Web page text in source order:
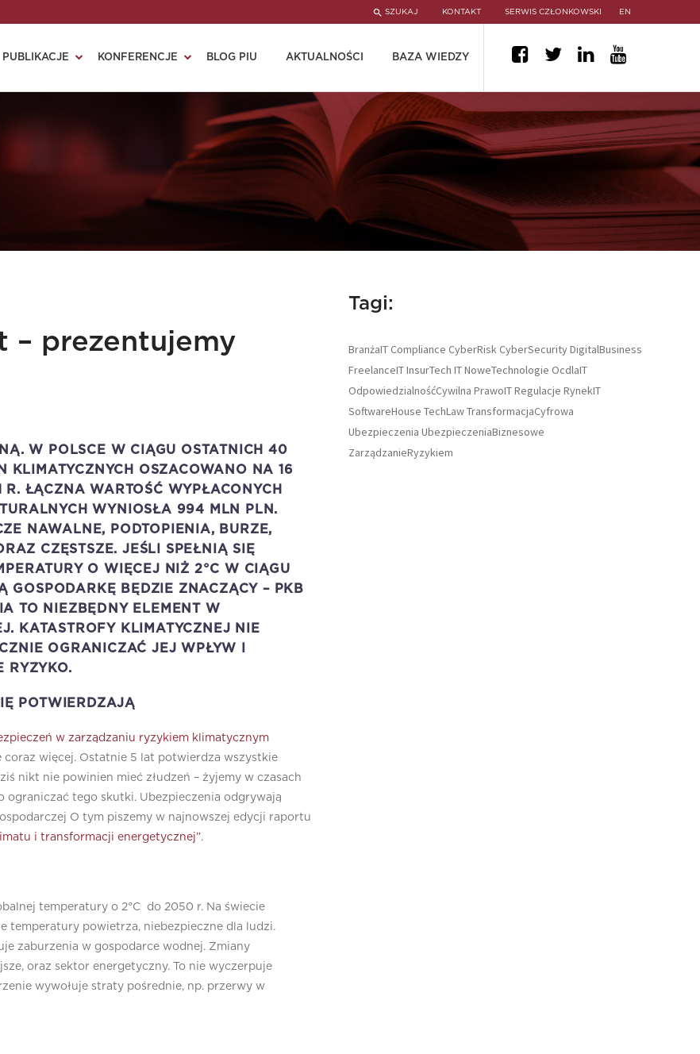
SZUKAJ KONTAKT SERWIS CZŁONKOWSKI EN
PUBLIKACJE KONFERENCJE BLOG PIU AKTUALNOŚCI BAZA WIEDZY
– prezentujemy
W POLSCE W CIĄGU OSTATNICH 40
KLIMATYCZNYCH OSZACOWANO NA 16
ŁĄCZNA WARTOŚĆ WYPŁACONYCH
WYNIOSŁA 994 MLN PLN.
NAWALNE, PODTOPIENIA, BURZE,
CZĘSTSZE. JEŚLI SPEŁNIĄ SIĘ
O WIĘCEJ NIŻ 2°C W CIĄGU
GOSPODARKĘ BĘDZIE ZNACZĄCY – PKB
TO NIEZBĘDNY ELEMENT W
KATASTROFY KLIMATYCZNEJ NIE
OGRANICZAĆ JEJ WPŁYW I
RYZYKO.
POTWIERDZAJĄ
w zarządzaniu ryzykiem klimatycznym
więcej. Ostatnie 5 lat potwierdza wszystkie
nikt nie powinien mieć złudzeń – żyjemy w czasach
ograniczać tego skutki. Ubezpieczenia odgrywają
O tym piszemy w najnowszej edycji raportu
i transformacji energetycznej”.
temperatury o 2°C do 2050 r. Na świecie
temperatury powietrza, niebezpieczne dla ludzi.
zaburzenia w gospodarce wodnej. Zmiany
oraz sektor energetyczny. To nie wyczerpuje
wywołuje straty pośrednie, np. przerwy w
Tagi:
BranżaIT Compliance CyberRisk CyberSecurityDigitalBusiness
FreelanceITInsurTech ITNoweTechnologie OcdlaIT
OdpowiedzialnośćCywilna PrawoITRegulacje RynekIT
SoftwareHouse TechLawTransformacjaCyfrowa
Ubezpieczenia UbezpieczeniaBiznesowe
ZarządzanieRyzykiem